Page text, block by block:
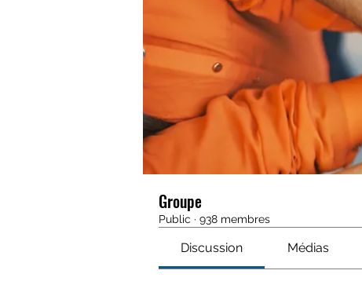
Groupe
Public · 938 membres
Discussion Médias